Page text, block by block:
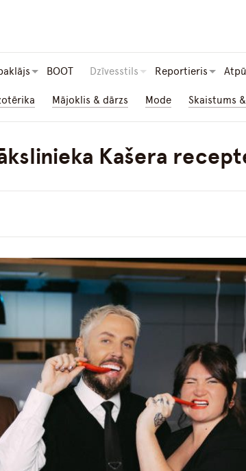
BOOT Dzīvesstils Reportieris
Mājoklis & dārzs Mode Skaistums
Kašera